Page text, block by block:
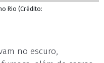
Rio (Crédito:
no escuro,